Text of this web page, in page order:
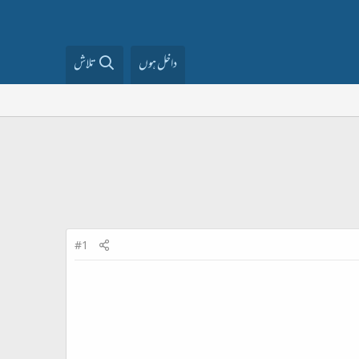
داخل ہوں تلاش
#1